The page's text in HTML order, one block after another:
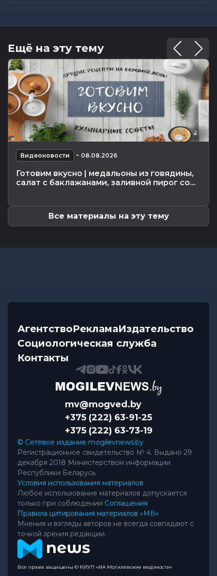
Погоня в Костюковичском районе: 15-летний
мотоциклист пытался...
Калейдоскоп - 08.08.2026 16:53
В Могилеве впервые проходят масштабные
соревнования по мотоспорту...
Происшествия 08.08.2026 16:51
Смертельное ДТП в Белыничском районе:
мотоциклист погиб на месте
Общество -08.08.2026 15:00
осадков и комфортные...
Видеоновости -08.08.2026 10:04
Готовим вкусно | медальоны из говядины, салат
Ещё на эту тему
Видеоновости - 08.08.2026
Готовим вкусно | медальоны из говядины,
салат с баклажанами, заливной пирог со...
Все материалы на эту тему
АгентствоРекламаИздательство
Социологическая служба
Контакты
mv@mogved.by
+375 (222) 63-91-25
+375 (222) 63-73-19
© Сетевое издание mogilevnews.by
Регистрационное свидетельство № 4. Выдано 29
декабря 2018 Министерством информации
Республики Беларусь
Условия использования материалов
Любое использование материалов допускается
только при соблюдении Соглашения
Правила цитирования материалов «МВ»
Мнения и взгляды авторов не всегда совпадают с
точкой зрения редакции.
Все права защищены © КИУП «ИА Могилевские ведомости»